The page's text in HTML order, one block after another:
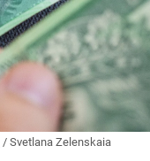
/ Svetlana Zelenskaia